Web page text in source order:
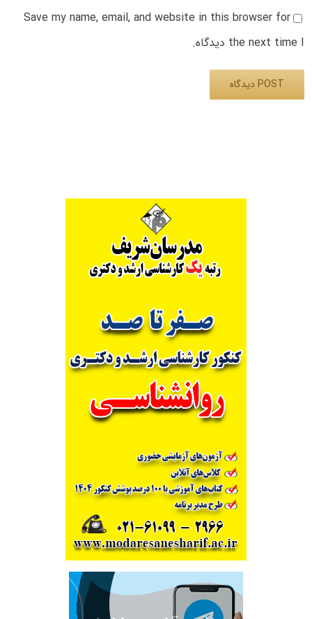
Save my name, email, and website in this browser for
the next time I دیدگاه.